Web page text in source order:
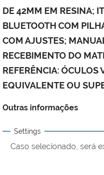
DE 42MM EM RESINA;
BLUETOOTH COM
COM AJUSTES;
RECEBIMENTO DO
REFERÊNCIA: ÓCULOS
EQUIVALENTE OU
Outras informações
Settings
Caso selecionado, será